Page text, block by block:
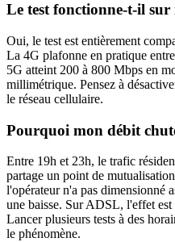
Le test fonctionne-t-il
Oui, le test est entièrement
La 4G plafonne en pratique
5G atteint 200 à 800 Mbps en
millimétrique. Pensez à
le réseau cellulaire.
Pourquoi mon débit
Entre 19h et 23h, le trafic
partage un point de
l'opérateur n'a pas dimensionné
une baisse. Sur ADSL, l'effet
Lancer plusieurs tests à des
le phénomène.